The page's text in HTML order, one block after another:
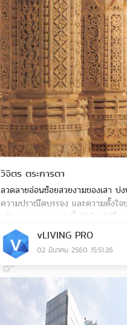
วิจิตร ตระการตา
ลวดลายอ่อนช้อยสวยงามของเสา บ่
ความปราณีตบรรจง และความตั้งใจ
สร้างสรรผลงานเหล่านี้ ให้ผู้คนได้ชื่นชม
vLIVING PRO
02 มีนาคม 2560 15:51:26